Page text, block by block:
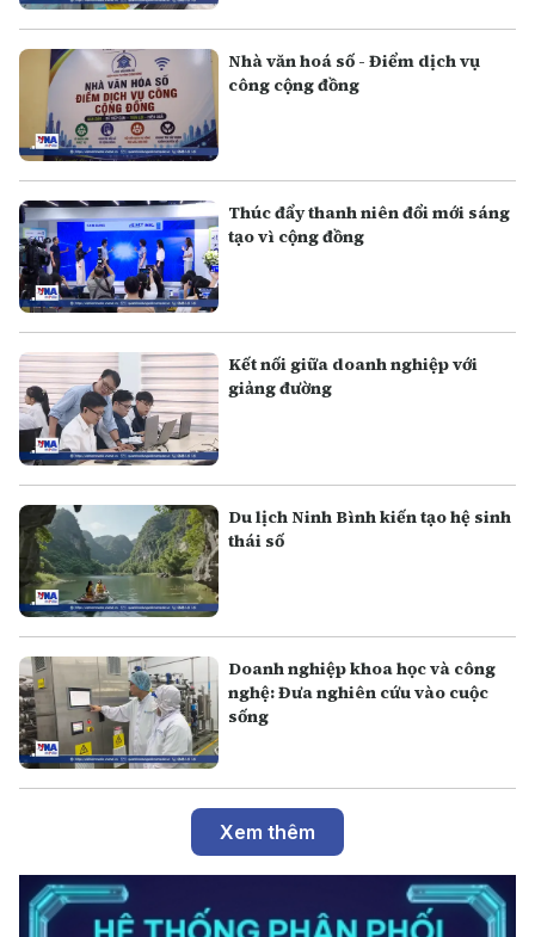
Nhà văn hoá số - Điểm dịch vụ
công cộng đồng
Thúc đẩy thanh niên đổi mới sáng
tạo vì cộng đồng
Kết nối giữa doanh nghiệp với
giảng đường
Du lịch Ninh Bình kiến tạo hệ sinh
thái số
Doanh nghiệp khoa học và công
nghệ: Đưa nghiên cứu vào cuộc
sống
Xem thêm